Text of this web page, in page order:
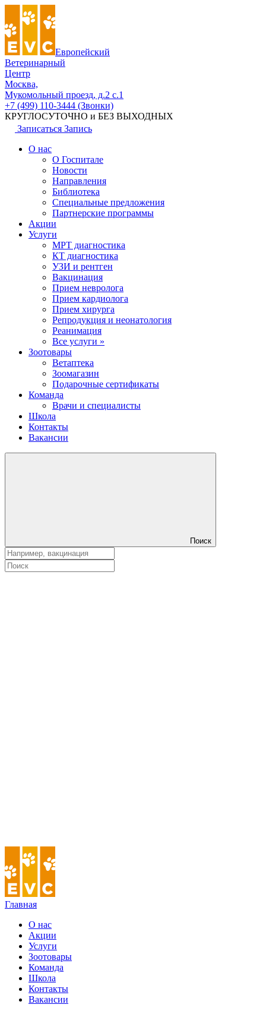
Европейский
Ветеринарный
Центр
Москва,
Мукомольный проезд, д.2 с.1
+7 (499) 110-3444 (Звонки)
КРУГЛОСУТОЧНО и БЕЗ ВЫХОДНЫХ
Записаться Запись
О нас
О Госпитале
Новости
Направления
Библиотека
Специальные предложения
Партнерские программы
Акции
Услуги
МРТ диагностика
КТ диагностика
УЗИ и рентген
Вакцинация
Прием невролога
Прием кардиолога
Прием хирурга
Репродукция и неонатология
Реанимация
Все услуги »
Зоотовары
Ветаптека
Зоомагазин
Подарочные сертификаты
Команда
Врачи и специалисты
Школа
Контакты
Вакансии
Поиск
Главная
О нас
Акции
Услуги
Зоотовары
Команда
Школа
Контакты
Вакансии